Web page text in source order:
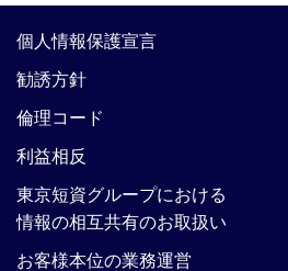
個人情報保護宣言
勧誘方針
倫理コード
利益相反
東京短資グループにおける
情報の相互共有のお取扱い
お客様本位の業務運営